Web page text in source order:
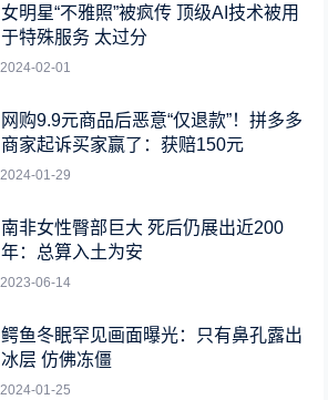
女明星“不雅照”被疯传 顶级AI技术被用
于特殊服务 太过分
2024-02-01
网购9.9元商品后恶意“仅退款”！拼多多
商家起诉买家赢了：获赔150元
2024-01-29
南非女性臀部巨大 死后仍展出近200
年：总算入土为安
2023-06-14
鳄鱼冬眠罕见画面曝光：只有鼻孔露出
冰层 仿佛冻僵
2024-01-25